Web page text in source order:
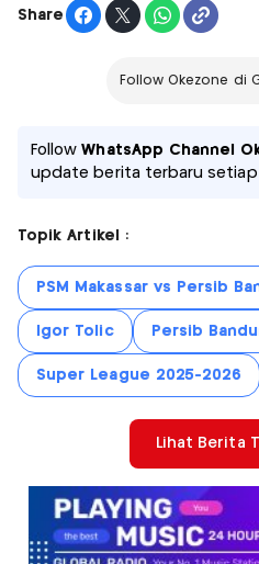
Share
Follow Okezone di
FollowWhatsApp Channel
update berita terbaru setiap
Topik Artikel :
PSM Makassar vs Persib
Igor Tolic Persib
Super League 2025-2026
Lihat Berita